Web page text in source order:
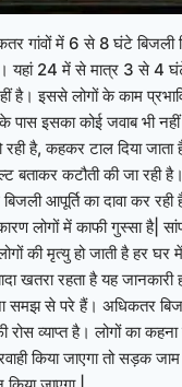
गांवों में 6 से 8 घंटे बिजली
यहां 24 में से मात्र 3 से 4 घंटे
है। इससे लोगों के काम
पास इसका कोई जवाब भी
है, कहकर टाल दिया
बताकर कटौती की जा रही
बिजली आपूर्ति का दावा कर
लोगों में काफी गुस्सा है|
की मृत्यु हो जाती है हर घर
खतरा रहता है यह
समझ से परे हैं। अधिकतर
रोस व्याप्त है। लोगों का
किया जाएगा तो सड़क